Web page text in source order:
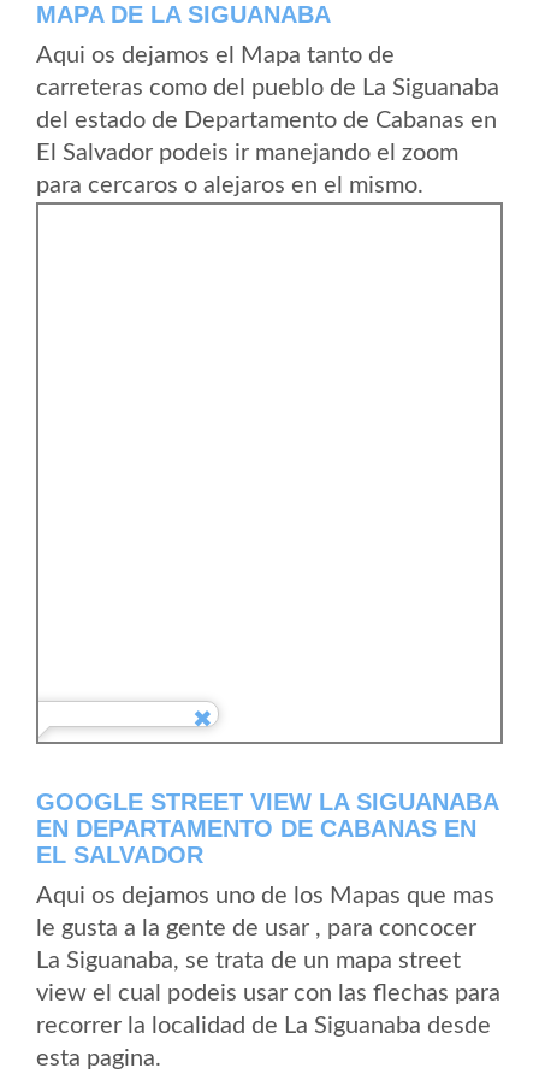
MAPA DE LA SIGUANABA
Aqui os dejamos el Mapa tanto de
carreteras como del pueblo de La Siguanaba
del estado de Departamento de Cabanas en
El Salvador podeis ir manejando el zoom
para cercaros o alejaros en el mismo.
GOOGLE STREET VIEW LA SIGUANABA
EN DEPARTAMENTO DE CABANAS EN
EL SALVADOR
Aqui os dejamos uno de los Mapas que mas
le gusta a la gente de usar , para concocer
La Siguanaba, se trata de un mapa street
view el cual podeis usar con las flechas para
recorrer la localidad de La Siguanaba desde
esta pagina.